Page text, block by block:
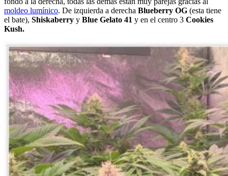
moldeo lumínico. De izquierda a derecha Blueberry OG (esta tiene
el bate), Shiskaberry y Blue Gelato 41 y en el centro 3 Cookies
Kush.